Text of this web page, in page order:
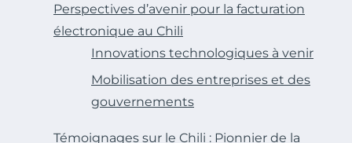
Perspectives d’avenir pour la facturation
électronique au Chili
Innovations technologiques à venir
Mobilisation des entreprises et des
gouvernements
Témoignages sur le Chili : Pionnier de la